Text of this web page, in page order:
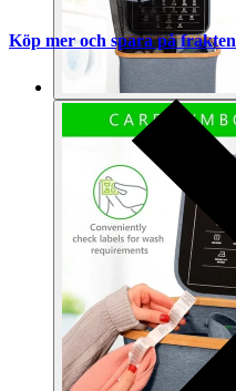
Köp mer och spara på frakten